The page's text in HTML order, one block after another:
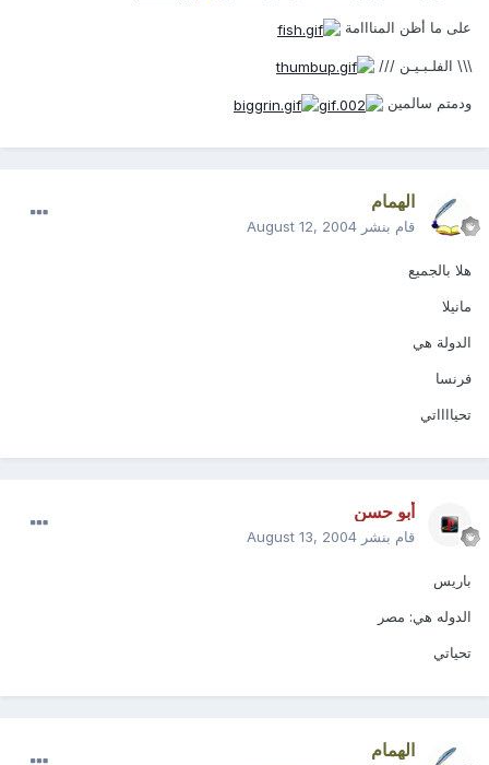
على ما أظن المنااامة
\\\ الفلـبـيـن ///
ودمتم سالمين
الهمام
قام بنشر August 12, 2004
هلا بالجميع
مانيلا
الدولة هي
فرنسا
تحيااااتي
أبو حسن
قام بنشر August 13, 2004
باريس
الدوله هي: مصر
تحياتي
الهمام